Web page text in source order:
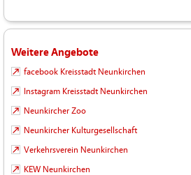
Weitere Angebote
facebook Kreisstadt Neunkirchen
Instagram Kreisstadt Neunkirchen
Neunkircher Zoo
Neunkircher Kulturgesellschaft
Verkehrsverein Neunkirchen
KEW Neunkirchen